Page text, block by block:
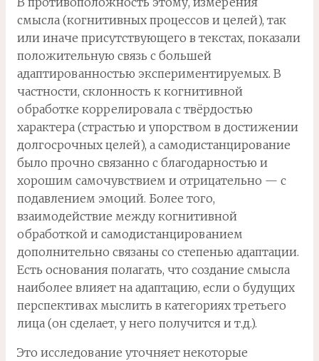
смысла (когнитивных процессов и целей), так
или иначе присутствующего в текстах, показали
положительную связь с большей
адаптированностью экспериментируемых. В
частности, склонность к когнитивной
обработке коррелировала с твёрдостью
характера (страстью и упорством в достижении
долгосрочных целей), а самодистанцирование
было прочно связанно с благодарностью и
хорошим самочувствием и отрицательно — с
подавлением эмоций. Более того,
взаимодействие между когнитивной
обработкой и самодистанцированием
дополнительно связаны со степенью адаптации.
Есть основания полагать, что создание смысла
наиболее влияет на адаптацию, если о будущих
перспективах мыслить в категориях третьего
лица (он сделает, у него получится и т.д.).
Это исследование уточняет некоторые